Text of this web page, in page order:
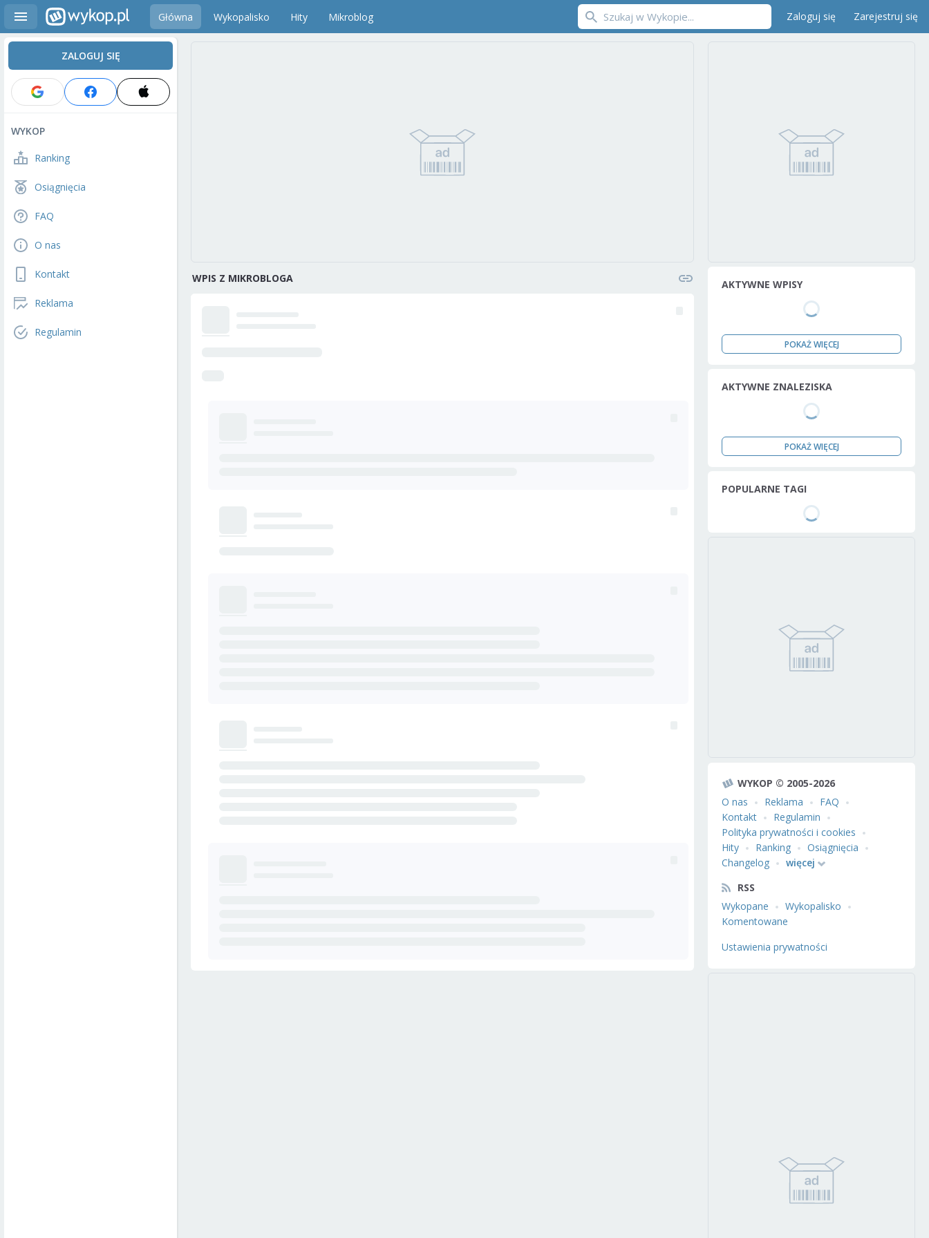
Główna Wykopalisko Hity Mikroblog Zaloguj się Zarejestruj się
ZALOGUJ SIĘ
WYKOP
Ranking
Osiągnięcia
FAQ
O nas
Kontakt
Reklama
Regulamin
WPIS Z MIKROBLOGA AKTYWNE WPISY
POKAŻ WIĘCEJ
AKTYWNE ZNALEZISKA
POKAŻ WIĘCEJ
POPULARNE TAGI
WYKOP © 2005-2026
O nas
Reklama
FAQ
Kontakt
Regulamin
Polityka prywatności i cookies
Hity
Ranking
Osiągnięcia
Changelog
więcej
RSS
Wykopane
Wykopalisko
Komentowane
Ustawienia prywatności